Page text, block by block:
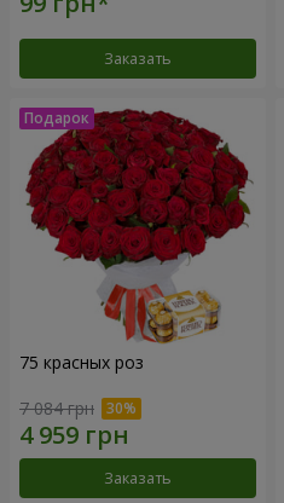
Заказать
75 красных роз
7 084 грн
Заказать